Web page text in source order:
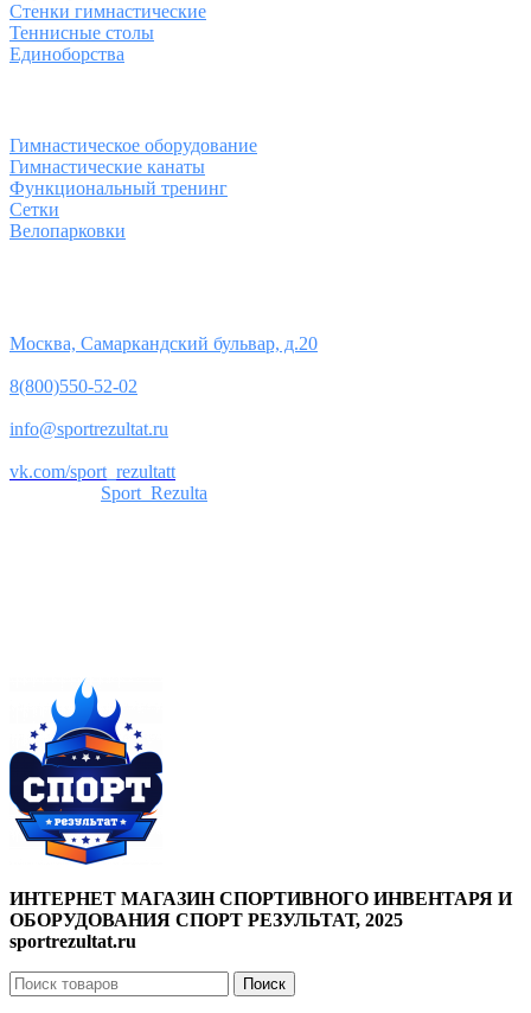
Стенки гимнастические
Теннисные столы
Единоборства
Гимнастическое оборудование
Гимнастические канаты
Функциональный тренинг
Сетки
Велопарковки
Москва, Самаркандский бульвар, д.20
8(800)550-52-02
info@sportrezultat.ru
vk.com/sport_rezultatt
Sport_Rezulta
ИНТЕРНЕТ МАГАЗИН СПОРТИВНОГО ИНВЕНТАРЯ И
ОБОРУДОВАНИЯ СПОРТ РЕЗУЛЬТАТ, 2025
sportrezultat.ru
Поиск